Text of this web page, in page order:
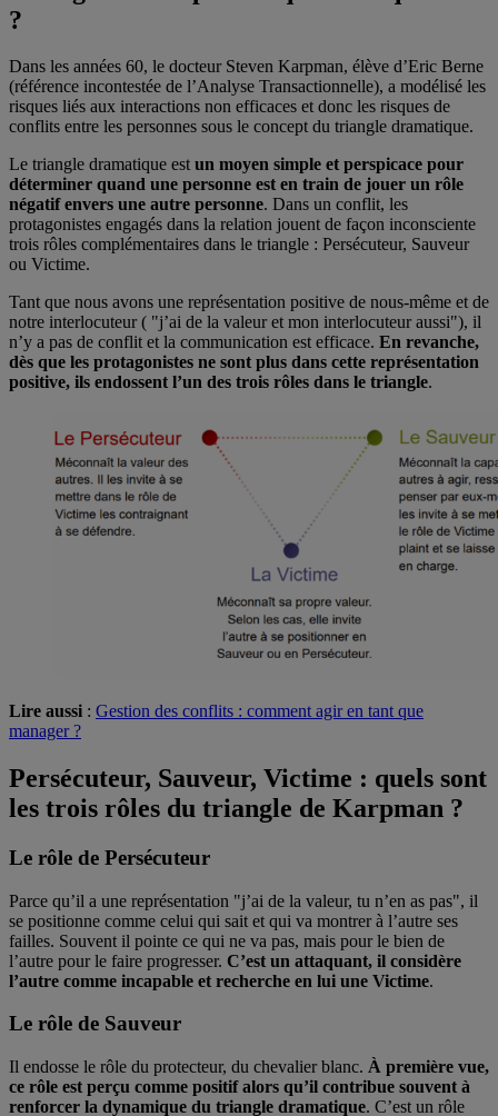
?
Dans les années 60, le docteur Steven Karpman, élève d’Eric Berne
(référence incontestée de l’Analyse Transactionnelle), a modélisé les
risques liés aux interactions non efficaces et donc les risques de
conflits entre les personnes sous le concept du triangle dramatique.
Le triangle dramatique estun moyen simple et perspicace pour
déterminer quand une personne est en train de jouer un rôle
négatif envers une autre personne. Dans un conflit, les
protagonistes engagés dans la relation jouent de façon inconsciente
trois rôles complémentaires dans le triangle : Persécuteur, Sauveur
ou Victime.
Tant que nous avons une représentation positive de nous-même et de
notre interlocuteur ( "j’ai de la valeur et mon interlocuteur aussi"), il
n’y a pas de conflit et la communication est efficace. En revanche,
dès que les protagonistes ne sont plus dans cette représentation
positive, ils endossent l’un des trois rôles dans le triangle.
Lire aussi : Gestion des conflits : comment agir en tant que
manager ?
Persécuteur, Sauveur, Victime : quels sont
les trois rôles du triangle de Karpman ?
Le rôle de Persécuteur
Parce qu’il a une représentation "j’ai de la valeur, tu n’en as pas", il
se positionne comme celui qui sait et qui va montrer à l’autre ses
failles. Souvent il pointe ce qui ne va pas, mais pour le bien de
l’autre pour le faire progresser. C’est un attaquant, il considère
l’autre comme incapable et recherche en lui une Victime.
Le rôle de Sauveur
Il endosse le rôle du protecteur, du chevalier blanc. À première vue,
ce rôle est perçu comme positif alors qu’il contribue souvent à
renforcer la dynamique du triangle dramatique. C’est un rôle